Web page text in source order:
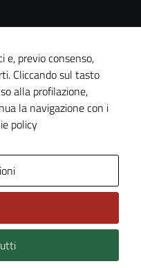
e, previo consenso,
Cliccando sul tasto
alla profilazione,
la navigazione con i
policy